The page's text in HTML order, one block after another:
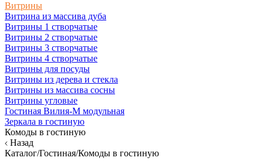
Витрины
Витрина из массива дуба
Витрины 1 створчатые
Витрины 2 створчатые
Витрины 3 створчатые
Витрины 4 створчатые
Витрины для посуды
Витрины из дерева и стекла
Витрины из массива сосны
Витрины угловые
Гостиная Вилия-М модульная
Зеркала в гостиную
Комоды в гостиную
Назад
Каталог/Гостиная/Комоды в гостиную